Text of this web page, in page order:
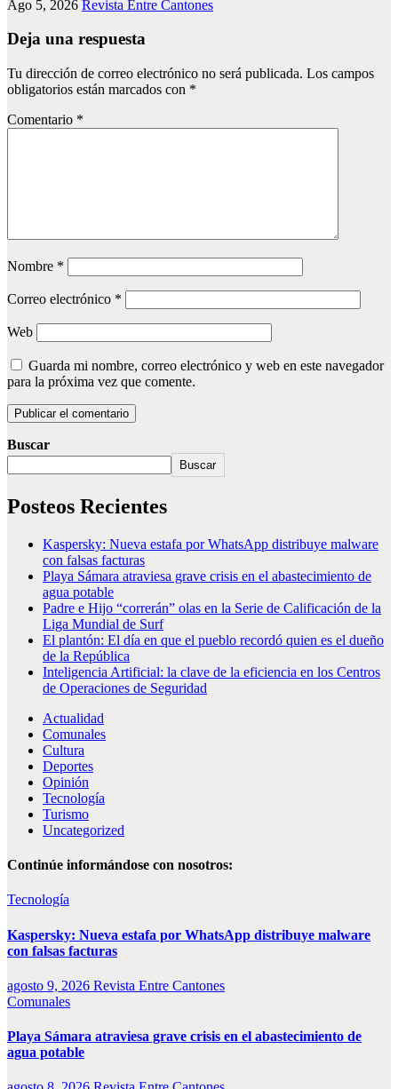
Ago 5, 2026 Revista Entre Cantones
Deja una respuesta
Tu dirección de correo electrónico no será publicada. Los campos
obligatorios están marcados con *
Comentario *
Nombre *
Correo electrónico *
Web
Guarda mi nombre, correo electrónico y web en este navegador
para la próxima vez que comente.
Buscar
Buscar
Posteos Recientes
Kaspersky: Nueva estafa por WhatsApp distribuye malware
con falsas facturas
Playa Sámara atraviesa grave crisis en el abastecimiento de
agua potable
Padre e Hijo “correrán” olas en la Serie de Calificación de la
Liga Mundial de Surf
El plantón: El día en que el pueblo recordó quien es el dueño
de la República
Inteligencia Artificial: la clave de la eficiencia en los Centros
de Operaciones de Seguridad
Actualidad
Comunales
Cultura
Deportes
Opinión
Tecnología
Turismo
Uncategorized
Continúe informándose con nosotros:
Tecnología
Kaspersky: Nueva estafa por WhatsApp distribuye malware
con falsas facturas
agosto 9, 2026 Revista Entre Cantones
Comunales
Playa Sámara atraviesa grave crisis en el abastecimiento de
agua potable